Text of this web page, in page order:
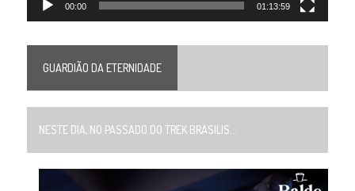
00:00 01:13:59
GUARDIÃO DA ETERNIDADE
NESTE DIA, NO PASSADO DO TREK BRASILIS...